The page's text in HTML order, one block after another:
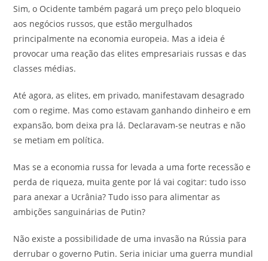
Sim, o Ocidente também pagará um preço pelo bloqueio
aos negócios russos, que estão mergulhados
principalmente na economia europeia. Mas a ideia é
provocar uma reação das elites empresariais russas e das
classes médias.
Até agora, as elites, em privado, manifestavam desagrado
com o regime. Mas como estavam ganhando dinheiro e em
expansão, bom deixa pra lá. Declaravam-se neutras e não
se metiam em política.
Mas se a economia russa for levada a uma forte recessão e
perda de riqueza, muita gente por lá vai cogitar: tudo isso
para anexar a Ucrânia? Tudo isso para alimentar as
ambições sanguinárias de Putin?
Não existe a possibilidade de uma invasão na Rússia para
derrubar o governo Putin. Seria iniciar uma guerra mundial